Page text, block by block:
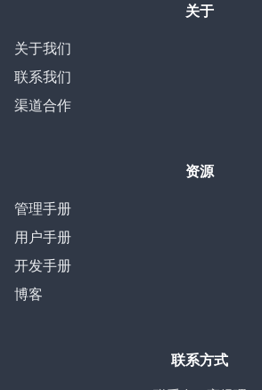
关于
关于我们
联系我们
渠道合作
资源
管理手册
用户手册
开发手册
博客
联系方式